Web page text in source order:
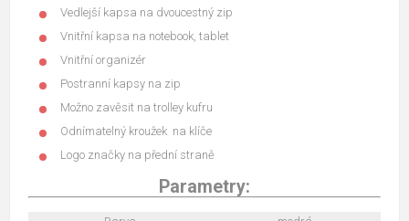
Vedlejší kapsa na dvoucestný zip
Vnitřní kapsa na notebook, tablet
Vnitřní organizér
Postranní kapsy na zip
Možno zavěsit na trolley kufru
Odnímatelný kroužek na klíče
Logo značky na přední straně
Parametry: